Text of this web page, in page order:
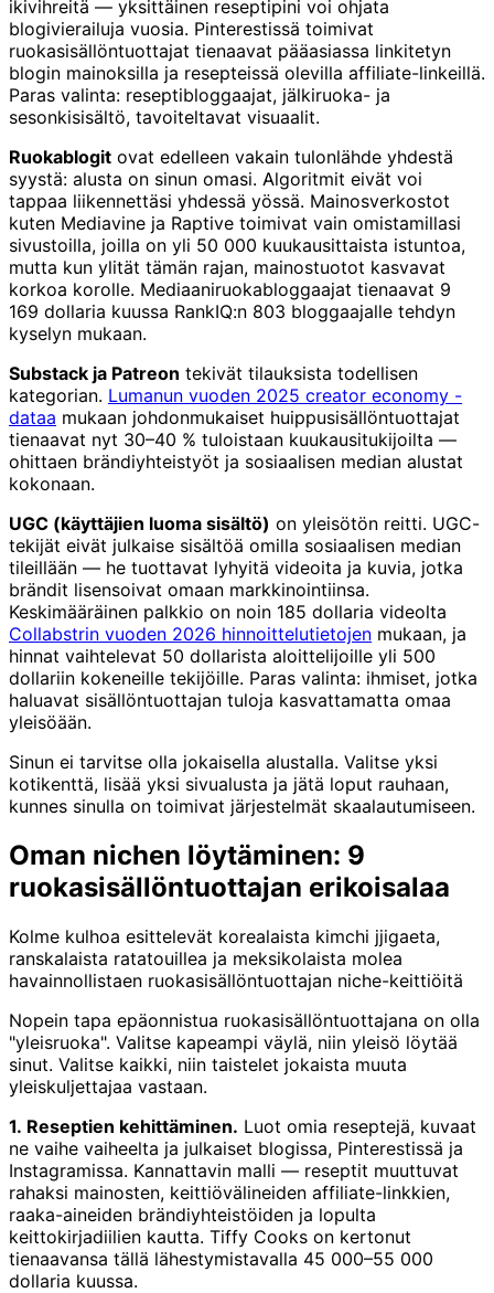
ikivihreitä — yksittäinen reseptipini voi ohjata
blogivierailuja vuosia. Pinterestissä toimivat
ruokasisällöntuottajat tienaavat pääasiassa linkitetyn
blogin mainoksilla ja resepteissä olevilla affiliate-linkeillä.
Paras valinta: reseptibloggaajat, jälkiruoka- ja
sesonkisisältö, tavoiteltavat visuaalit.
Ruokablogit ovat edelleen vakain tulonlähde yhdestä
syystä: alusta on sinun omasi. Algoritmit eivät voi
tappaa liikennettäsi yhdessä yössä. Mainosverkostot
kuten Mediavine ja Raptive toimivat vain omistamillasi
sivustoilla, joilla on yli 50 000 kuukausittaista istuntoa,
mutta kun ylität tämän rajan, mainostuotot kasvavat
korkoa korolle. Mediaaniruokabloggaajat tienaavat 9
169 dollaria kuussa RankIQ:n 803 bloggaajalle tehdyn
kyselyn mukaan.
Substack ja Patreon tekivät tilauksista todellisen
kategorian. Lumanun vuoden 2025 creator economy -
dataa mukaan johdonmukaiset huippusisällöntuottajat
tienaavat nyt 30–40 % tuloistaan kuukausitukijoilta —
ohittaen brändiyhteistyöt ja sosiaalisen median alustat
kokonaan.
UGC (käyttäjien luoma sisältö) on yleisötön reitti. UGC-
tekijät eivät julkaise sisältöä omilla sosiaalisen median
tileillään — he tuottavat lyhyitä videoita ja kuvia, jotka
brändit lisensoivat omaan markkinointiinsa.
Keskimääräinen palkkio on noin 185 dollaria videolta
Collabstrin vuoden 2026 hinnoittelutietojen mukaan, ja
hinnat vaihtelevat 50 dollarista aloittelijoille yli 500
dollariin kokeneille tekijöille. Paras valinta: ihmiset, jotka
haluavat sisällöntuottajan tuloja kasvattamatta omaa
yleisöään.
Sinun ei tarvitse olla jokaisella alustalla. Valitse yksi
kotikenttä, lisää yksi sivualusta ja jätä loput rauhaan,
kunnes sinulla on toimivat järjestelmät skaalautumiseen.
Oman nichen löytäminen: 9
ruokasisällöntuottajan erikoisalaa
Kolme kulhoa esittelevät korealaista kimchi jjigaeta,
ranskalaista ratatouillea ja meksikolaista molea
havainnollistaen ruokasisällöntuottajan niche-keittiöitä
Nopein tapa epäonnistua ruokasisällöntuottajana on olla
"yleisruoka". Valitse kapeampi väylä, niin yleisö löytää
sinut. Valitse kaikki, niin taistelet jokaista muuta
yleiskuljettajaa vastaan.
1. Reseptien kehittäminen. Luot omia reseptejä, kuvaat
ne vaihe vaiheelta ja julkaiset blogissa, Pinterestissä ja
Instagramissa. Kannattavin malli — reseptit muuttuvat
rahaksi mainosten, keittiövälineiden affiliate-linkkien,
raaka-aineiden brändiyhteistöiden ja lopulta
keittokirjadiilien kautta. Tiffy Cooks on kertonut
tienaavansa tällä lähestymistavalla 45 000–55 000
dollaria kuussa.